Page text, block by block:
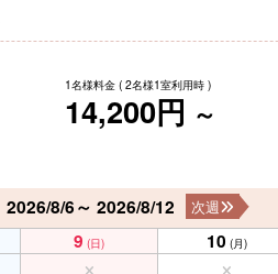
1名様料金 ( 2名様1室利用時 )
14,200円 ～
2026/8/6～ 2026/8/12 次週
9 (日) 10 (月)